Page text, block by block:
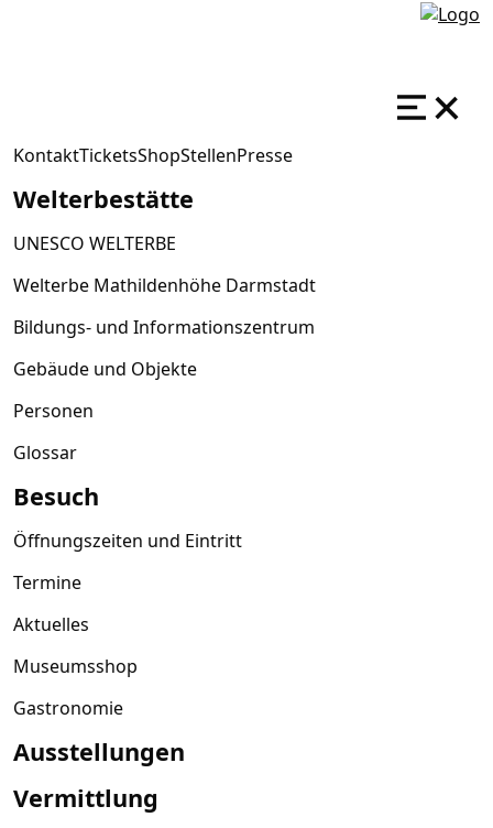
KontaktTicketsShopStellenPresse
Welterbestätte
UNESCO WELTERBE
Welterbe Mathildenhöhe Darmstadt
Bildungs- und Informationszentrum
Gebäude und Objekte
Personen
Glossar
Besuch
Öffnungszeiten und Eintritt
Termine
Aktuelles
Museumsshop
Gastronomie
Ausstellungen
Vermittlung